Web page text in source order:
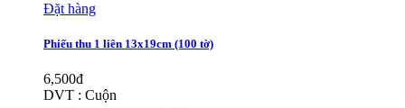
Đặt hàng
Phiếu thu 1 liên 13x19cm (100 tờ)
6,500đ
DVT : Cuộn